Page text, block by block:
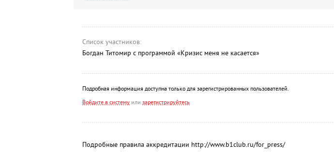
Список участников:
Богдан Титомир с программой «Кризис меня не касается»
Подробная информация доступна только для зарегистрированных пользователей.
Войдите в системуили зарегистрируйтесь
Подробные правила аккредитации http://www.b1club.ru/for_press/